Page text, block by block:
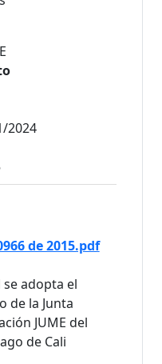
2024
de 2015.pdf
adopta el
de la Junta
JUME del
de Cali